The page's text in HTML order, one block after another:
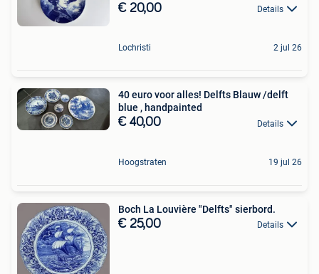
€ 20,00 Details
Lochristi 2 jul 26
40 euro voor alles! Delfts Blauw /delft
blue , handpainted
€ 40,00 Details
Hoogstraten 19 jul 26
Boch La Louvière "Delfts" sierbord.
€ 25,00 Details